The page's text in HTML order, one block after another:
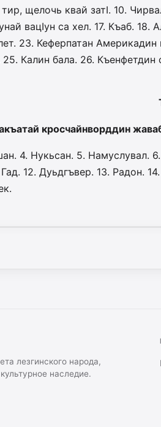
щелочь квай затI. 10.
вацIун са хел. 17. Къаб. 18.
23. Кеферпатан Америкадин
Калин бала. 26. Къенфетдин
кросчайнворддин
4. Нукьсан. 5. Намуслувал.
12. Дуьд­гъвер­. 13. Радон.
лезгинского народа,
наследие.